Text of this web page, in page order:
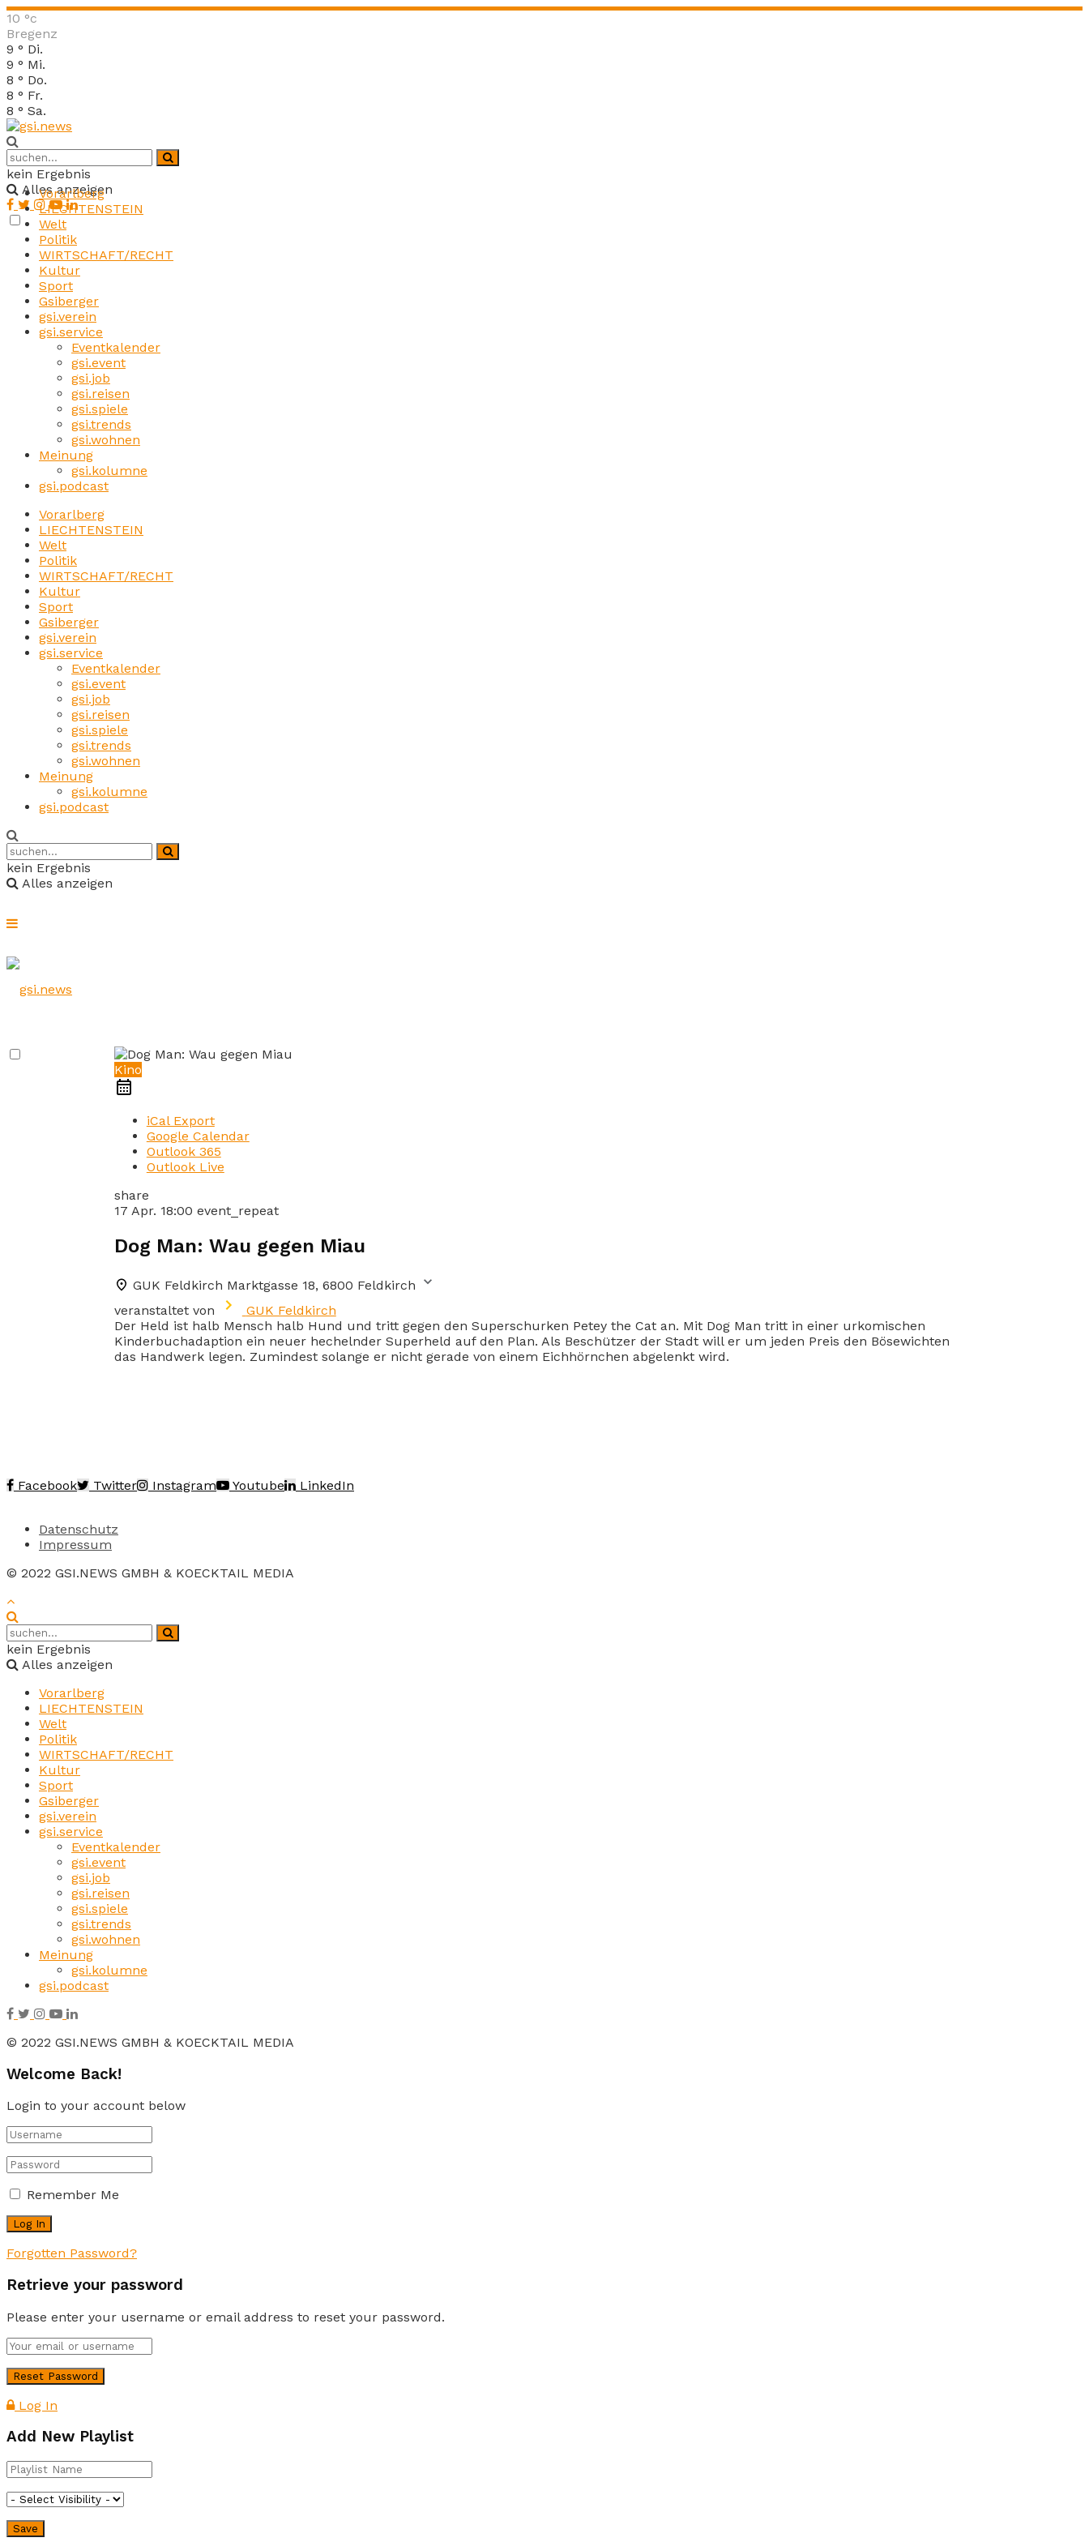
10 °c
Bregenz
9 ° Di.
9 ° Mi.
8 ° Do.
8 ° Fr.
8 ° Sa.
kein Ergebnis
Alles anzeigen
Vorarlberg
LIECHTENSTEIN
Welt
Politik
WIRTSCHAFT/RECHT
Kultur
Sport
Gsiberger
gsi.verein
gsi.service
Eventkalender
gsi.event
gsi.job
gsi.reisen
gsi.spiele
gsi.trends
gsi.wohnen
Meinung
gsi.kolumne
gsi.podcast
Vorarlberg
LIECHTENSTEIN
Welt
Politik
WIRTSCHAFT/RECHT
Kultur
Sport
Gsiberger
gsi.verein
gsi.service
Eventkalender
gsi.event
gsi.job
gsi.reisen
gsi.spiele
gsi.trends
gsi.wohnen
Meinung
gsi.kolumne
gsi.podcast
kein Ergebnis
Alles anzeigen
Kino
iCal Export
Google Calendar
Outlook 365
Outlook Live
share
17 Apr. 18:00 event_repeat
Dog Man: Wau gegen Miau
GUK Feldkirch Marktgasse 18, 6800 Feldkirch
veranstaltet von
GUK Feldkirch
Der Held ist halb Mensch halb Hund und tritt gegen den Superschurken Petey the Cat an. Mit Dog Man tritt in einer urkomischen
Kinderbuchadaption ein neuer hechelnder Superheld auf den Plan. Als Beschützer der Stadt will er um jeden Preis den Bösewichten
das Handwerk legen. Zumindest solange er nicht gerade von einem Eichhörnchen abgelenkt wird.
Facebook Twitter Instagram Youtube LinkedIn
Datenschutz
Impressum
© 2022 GSI.NEWS GMBH & KOECKTAIL MEDIA
kein Ergebnis
Alles anzeigen
Vorarlberg
LIECHTENSTEIN
Welt
Politik
WIRTSCHAFT/RECHT
Kultur
Sport
Gsiberger
gsi.verein
gsi.service
Eventkalender
gsi.event
gsi.job
gsi.reisen
gsi.spiele
gsi.trends
gsi.wohnen
Meinung
gsi.kolumne
gsi.podcast
© 2022 GSI.NEWS GMBH & KOECKTAIL MEDIA
Welcome Back!
Login to your account below
Remember Me
Forgotten Password?
Retrieve your password
Please enter your username or email address to reset your password.
Log In
Add New Playlist